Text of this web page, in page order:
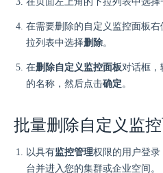
在需要删除的自定义监控面板右
拉列表中选择删除。
在删除自定义监控面板对话框，
的名称，然后点击确定。
批量删除自定义监
以具有监控管理权限的用户登录
台并进入您的集群或企业空间。